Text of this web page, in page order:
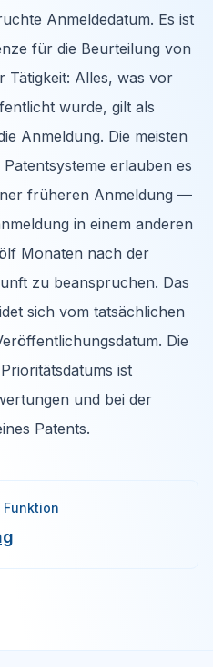
Anmeldedatum. Es ist
für die Beurteilung von
Tätigkeit: Alles, was vor
wurde, gilt als
Anmeldung. Die meisten
erlauben es
früheren Anmeldung —
in einem anderen
Monaten nach der
zu beanspruchen. Das
sich vom tatsächlichen
Die
ist
und bei der
Patents.
Funktion